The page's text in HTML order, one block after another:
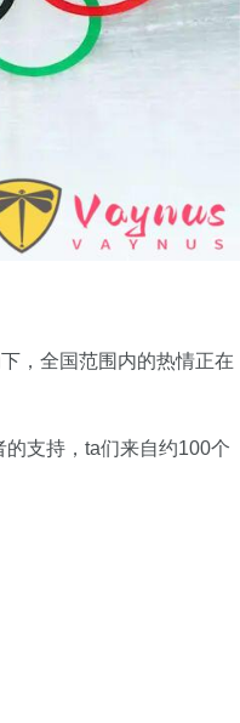
，全国范围内的热情正在
支持，ta们来自约100个